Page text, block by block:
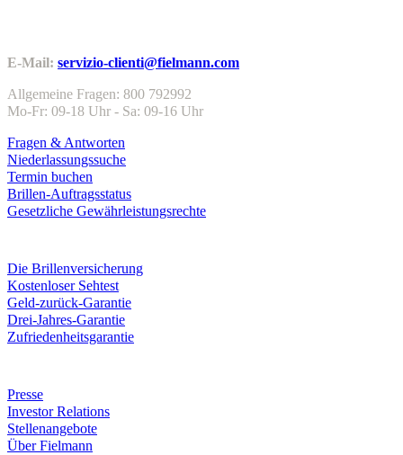
E-Mail: servizio-clienti@fielmann.com
Allgemeine Fragen: 800 792992
Mo-Fr: 09-18 Uhr - Sa: 09-16 Uhr
Fragen & Antworten
Niederlassungssuche
Termin buchen
Brillen-Auftragsstatus
Gesetzliche Gewährleistungsrechte
Die Brillenversicherung
Kostenloser Sehtest
Geld-zurück-Garantie
Drei-Jahres-Garantie
Zufriedenheitsgarantie
Presse
Investor Relations
Stellenangebote
Über Fielmann